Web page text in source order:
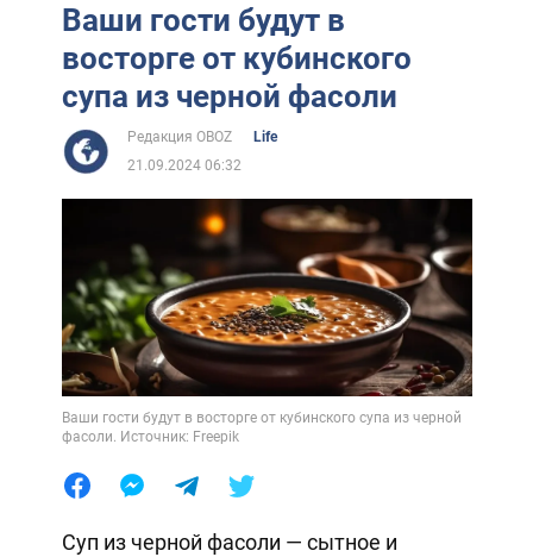
Ваши гости будут в
восторге от кубинского
супа из черной фасоли
Редакция OBOZ
Life
21.09.2024 06:32
Ваши гости будут в восторге от кубинского супа из черной
фасоли. Источник: Freepik
Суп из черной фасоли — сытное и